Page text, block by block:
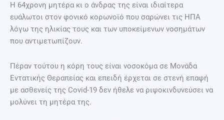
Η 64χρονη μητέρα κι ο άνδρας της είναι ιδιαίτερα
ευάλωτοι στον φονικό κορωνοϊό που σαρώνει τις ΗΠΑ
λόγω της ηλικίας τους και των υποκείμενων νοσημάτων
που αντιμετωπίζουν.
Πέραν τούτου η κόρη τους είναι νοσοκόμα σε Μονάδα
Εντατικής Θεραπείας και επειδή έρχεται σε στενή επαφή
με ασθενείς της Covid-19 δεν ήθελε να ριψοκινδυνεύσει να
μολύνει τη μητέρα της.